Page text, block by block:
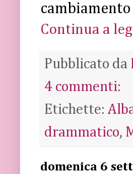
Continua a
Pubblicato da
4 commenti:
Etichette:
drammatico,
domenica 6